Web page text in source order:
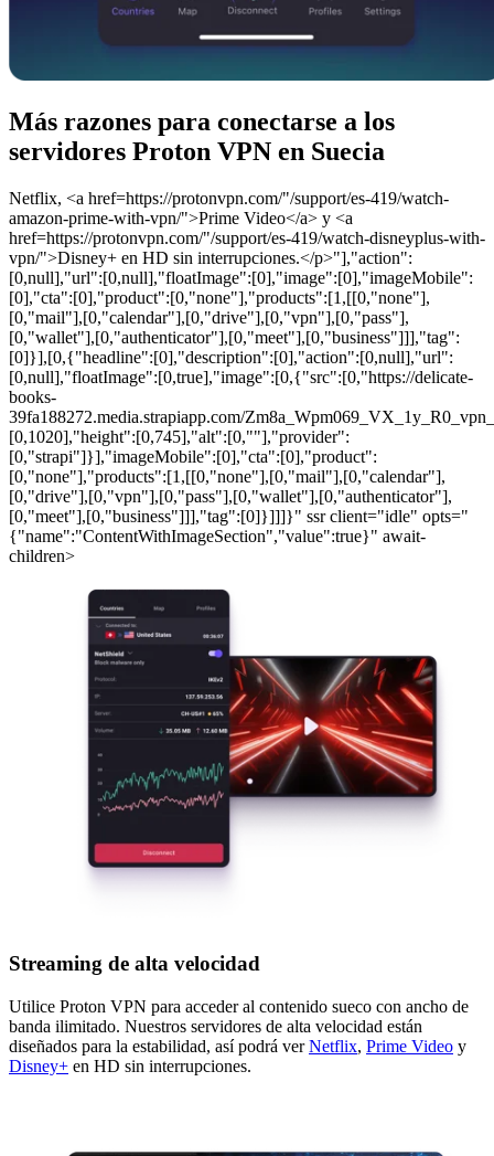
Más razones para conectarse a los
servidores Proton VPN en Suecia
Netflix, <a href=https://protonvpn.com/"/support/es-419/watch-
amazon-prime-with-vpn/">Prime Video</a> y <a
href=https://protonvpn.com/"/support/es-419/watch-disneyplus-with-
vpn/">Disney+ en HD sin interrupciones.</p>"],"action":
[0,null],"url":[0,null],"floatImage":[0],"image":[0],"imageMobile":
[0],"cta":[0],"product":[0,"none"],"products":[1,[[0,"none"],
[0,"mail"],[0,"calendar"],[0,"drive"],[0,"vpn"],[0,"pass"],
[0,"wallet"],[0,"authenticator"],[0,"meet"],[0,"business"]]],"tag":
[0]}],[0,{"headline":[0],"description":[0],"action":[0,null],"url":
[0,null],"floatImage":[0,true],"image":[0,{"src":[0,"https://delicate-
books-
39fa188272.media.strapiapp.com/
[0,1020],"height":[0,745],"alt":[0,""],"provider":
[0,"strapi"]}],"imageMobile":[0],"cta":[0],"product":
[0,"none"],"products":[1,[[0,"none"],[0,"mail"],[0,"calendar"],
[0,"drive"],[0,"vpn"],[0,"pass"],[0,"wallet"],[0,"authenticator"],
[0,"meet"],[0,"business"]]],"tag":[0]}]]]}" ssr client="idle" opts="
{"name":"ContentWithImageSection","value":true}" await-
children>
Streaming de alta velocidad
Utilice Proton VPN para acceder al contenido sueco con ancho de
banda ilimitado. Nuestros servidores de alta velocidad están
diseñados para la estabilidad, así podrá verNetflix, Prime Video y
Disney+ en HD sin interrupciones.